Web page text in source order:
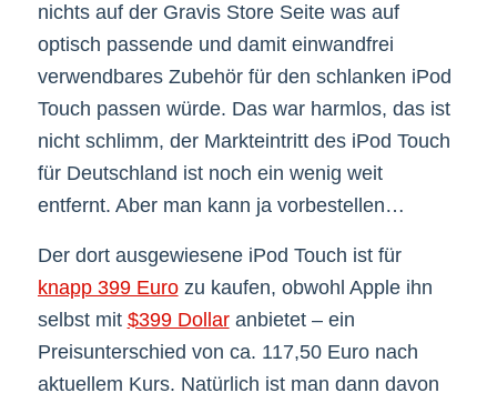
nichts auf der Gravis Store Seite was auf
optisch passende und damit einwandfrei
verwendbares Zubehör für den schlanken iPod
Touch passen würde. Das war harmlos, das ist
nicht schlimm, der Markteintritt des iPod Touch
für Deutschland ist noch ein wenig weit
entfernt. Aber man kann ja vorbestellen…
Der dort ausgewiesene iPod Touch ist für
knapp 399 Eurozu kaufen, obwohl Apple ihn
selbst mit $399 Dollaranbietet – ein
Preisunterschied von ca. 117,50 Euro nach
aktuellem Kurs. Natürlich ist man dann davon